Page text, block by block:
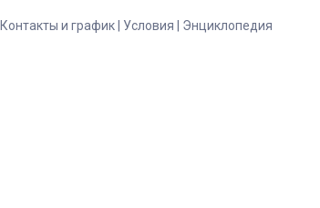
Контакты и график | Условия | Энциклопедия